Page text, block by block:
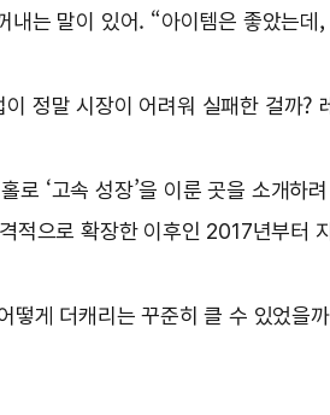
는 말이 있어. “아이템은 좋았는
정말 시장이 어려워 실패한 걸까
로 ‘고속 성장’을 이룬 곳을 소개하
적으로 확장한 이후인 2017년부터
게 더캐리는 꾸준히 클 수 있었을